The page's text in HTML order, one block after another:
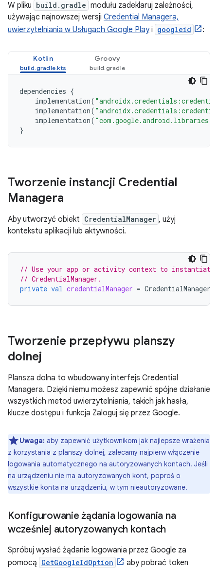
W pliku build.gradle modułu zadeklaruj zależności,
używając najnowszej wersji Credential Managera,
uwierzytelniania w Usługach Google Playi googleid :
Kotlin Groovy
dependencies {
implementation(
implementation(
implementation(
}
Tworzenie instancji Credential
Managera
Aby utworzyć obiekt CredentialManager , użyj
kontekstu aplikacji lub aktywności.
// Use your app or activity context to
// CredentialManager.
private val credentialManager = CredentialManager
Tworzenie przepływu planszy
dolnej
Plansza dolna to wbudowany interfejs Credential
Managera. Dzięki niemu możesz zapewnić spójne działanie
wszystkich metod uwierzytelniania, takich jak hasła,
klucze dostępu i funkcja Zaloguj się przez Google.
Uwaga: aby zapewnić użytkownikom jak najlepsze wrażenia
z korzystania z planszy dolnej, zalecamy najpierw włączenie
logowania automatycznego na autoryzowanych kontach. Jeśli
na urządzeniu nie ma autoryzowanych kont, poproś o
wszystkie konta na urządzeniu, w tym nieautoryzowane.
Konfigurowanie żądania logowania na
wcześniej autoryzowanych kontach
Spróbuj wysłać żądanie logowania przez Google za
pomocą GetGoogleIdOption
aby pobrać token